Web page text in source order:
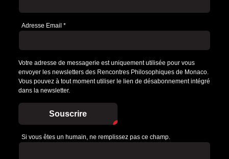
Adresse Email *
Votre adresse de messagerie est uniquement utilisée pour vous
envoyer les newsletters des Rencontres Philosophiques de Monaco.
Vous pouvez à tout moment utiliser le lien de désabonnement intégré
dans la newsletter.
Souscrire
Si vous êtes un humain, ne remplissez pas ce champ.